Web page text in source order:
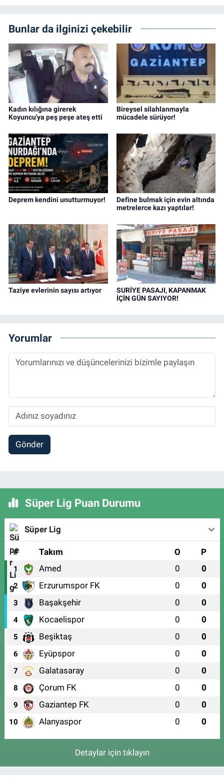
Bunlar da ilginizi çekebilir
Kadın kılığına girerek
Koyuncu'ya peş peşe ateş etti
Bireysel silahlanmayla
mücadele sürüyor!
Deprem kendini unutturmuyor!
Define bulmak için evin altında
metrelerce kazı yaptılar!
Taziye evlerinin sayısı artıyor
SURİYE PASAJI, KAPANMAK
İÇİN GÜN SAYIYOR!
Yorumlar
Gönder
Süper Lig Puan Durumu
Süper Lig
# Takım O P
1 Amed 0 0
2 Erzurumspor FK 0 0
3 Başakşehir 0 0
4 Kocaelispor 0 0
5 Beşiktaş 0 0
6 Eyüpspor 0 0
7 Galatasaray 0 0
8 Çorum FK 0 0
9 Gaziantep FK 0 0
10 Alanyaspor 0 0
Detaylar için tıklayın